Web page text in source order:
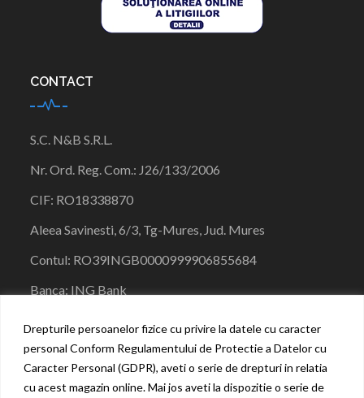
Drepturile persoanelor fizice cu privire la datele cu caracter
personal Conform Regulamentului de Protectie a Datelor cu
Caracter Personal (GDPR), aveti o serie de drepturi in relatia
cu acest magazin online. Mai jos aveti la dispozitie o serie de
CONTACT
S.C. N&B S.R.L.
Nr. Ord. Reg. Com.: J26/133/2006
CIF: RO18338870
Aleea Savinesti, 6/3, Tg-Mures, Jud. Mures
Contul: RO39INGB0000999906855684
Banca: ING Bank
nbmedicalsolutions@gmail.com